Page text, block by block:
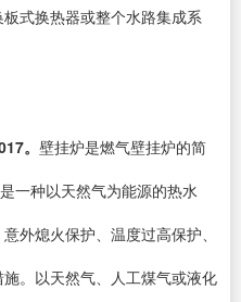
式换热器或整个水路集成系
。 壁挂炉是燃气壁挂炉的简
一种以天然气为能源的热水
外熄火保护、温度过高保护、
。以天然气、人工煤气或液化